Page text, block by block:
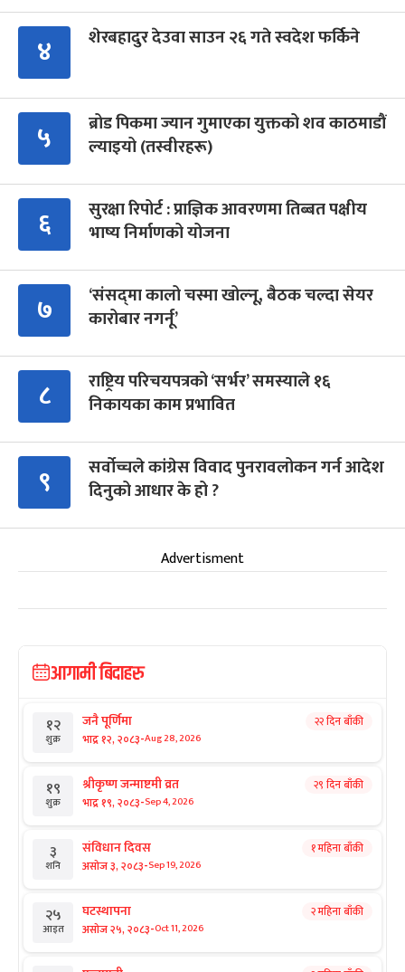
४ शेरबहादुर देउवा साउन २६ गते स्वदेश फर्किने
५
ब्रोड पिकमा ज्यान गुमाएका युक्तको शव काठमाडौं
ल्याइयो (तस्वीरहरू)
६
सुरक्षा रिपोर्ट : प्राज्ञिक आवरणमा तिब्बत पक्षीय
भाष्य निर्माणको योजना
७
‘संसद्‍मा कालो चस्मा खोल्नू, बैठक चल्दा सेयर
कारोबार नगर्नू’
८
राष्ट्रिय परिचयपत्रको ‘सर्भर’ समस्याले १६
निकायका काम प्रभावित
९
सर्वोच्चले कांग्रेस विवाद पुनरावलोकन गर्न आदेश
दिनुको आधार के हो ?
Advertisment
आगामी बिदाहरु
१२
शुक्र
जनै पूर्णिमा
भाद्र १२, २०८३-Aug 28, 2026
२२ दिन बाँकी
१९
शुक्र
श्रीकृष्ण जन्माष्टमी व्रत
भाद्र १९, २०८३-Sep 4, 2026
२९ दिन बाँकी
३
शनि
संविधान दिवस
असोज ३, २०८३-Sep 19, 2026
१ महिना बाँकी
२५
आइत
घटस्थापना
असोज २५, २०८३-Oct 11, 2026
२ महिना बाँकी